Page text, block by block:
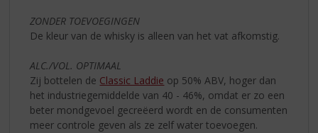
ZONDER TOEVOEGINGEN
De kleur van de whisky is alleen van het vat afkomstig.
ALC./VOL. OPTIMAAL
Zij bottelen de Classic Laddie op 50% ABV, hoger dan
het industriegemiddelde van 40 - 46%, omdat er zo een
beter mondgevoel gecreëerd wordt en de consumenten
meer controle geven als ze zelf water toevoegen.